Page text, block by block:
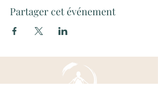
Partager cet événement